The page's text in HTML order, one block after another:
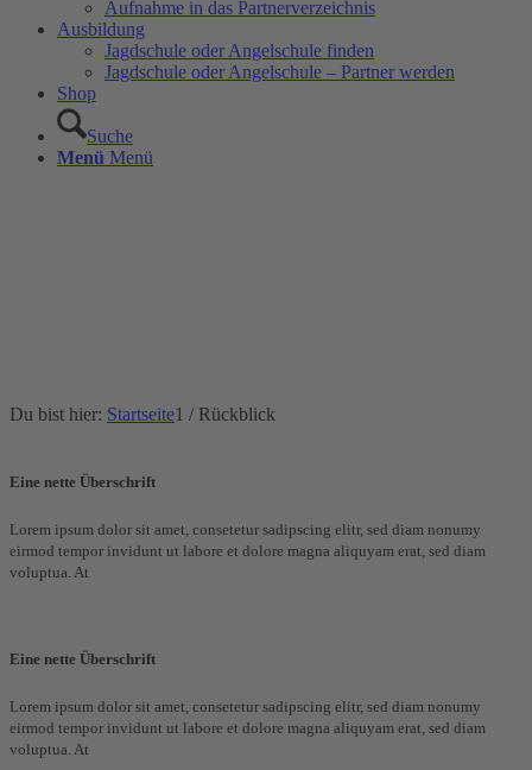
Aufnahme in das Partnerverzeichnis
Ausbildung
Jagdschule oder Angelschule finden
Jagdschule oder Angelschule – Partner werden
Shop
Suche
Menü Menü
Du bist hier: Startseite1 / Rückblick
Eine nette Überschrift
Lorem ipsum dolor sit amet, consetetur sadipscing elitr, sed diam nonumy
eirmod tempor invidunt ut labore et dolore magna aliquyam erat, sed diam
voluptua. At
Eine nette Überschrift
Lorem ipsum dolor sit amet, consetetur sadipscing elitr, sed diam nonumy
eirmod tempor invidunt ut labore et dolore magna aliquyam erat, sed diam
voluptua. At